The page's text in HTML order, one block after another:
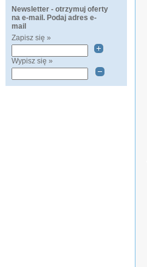
Newsletter - otrzymuj oferty
na e-mail. Podaj adres e-
mail
Zapisz się »
Wypisz się »